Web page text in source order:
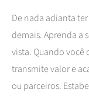
De nada adianta
demais. Aprenda a
vista. Quando você
transmite valor e
ou parceiros.